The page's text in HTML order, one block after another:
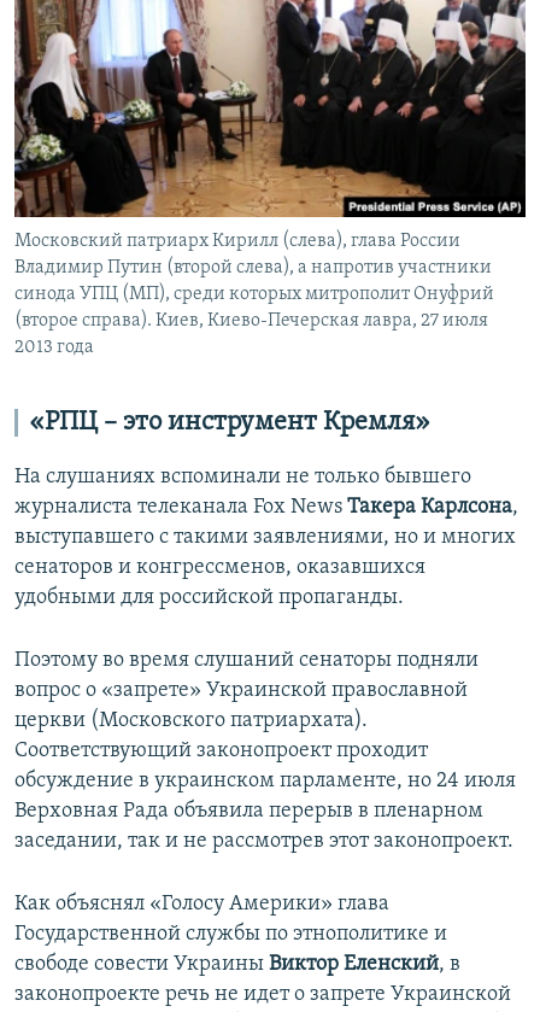
Московский патриарх Кирилл (слева), глава России
Владимир Путин (второй слева), а напротив участники
синода УПЦ (МП), среди которых митрополит Онуфрий
(второе справа). Киев, Киево-Печерская лавра, 27 июля
2013 года
«РПЦ – это инструмент Кремля»
На слушаниях вспоминали не только бывшего
журналиста телеканала Fox News Такера Карлсона,
выступавшего с такими заявлениями, но и многих
сенаторов и конгрессменов, оказавшихся
удобными для российской пропаганды.
Поэтому во время слушаний сенаторы подняли
вопрос о «запрете» Украинской православной
церкви (Московского патриархата).
Соответствующий законопроект проходит
обсуждение в украинском парламенте, но 24 июля
Верховная Рада объявила перерыв в пленарном
заседании, так и не рассмотрев этот законопроект.
Как объяснял «Голосу Америки» глава
Государственной службы по этнополитике и
свободе совести Украины Виктор Еленский, в
законопроекте речь не идет о запрете Украинской